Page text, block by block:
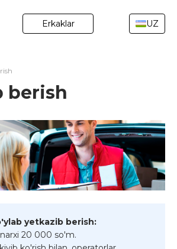
Erkaklar UZ
berish
yetkazib berish:
20 000 so'm.